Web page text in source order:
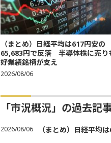
（まとめ）日経平均は617円安の
65,683円で反落 半導体株に売り
好業績銘柄が支え
2026/08/06
「市況概況」の過去記
2026/08/06 （まとめ）日経平均